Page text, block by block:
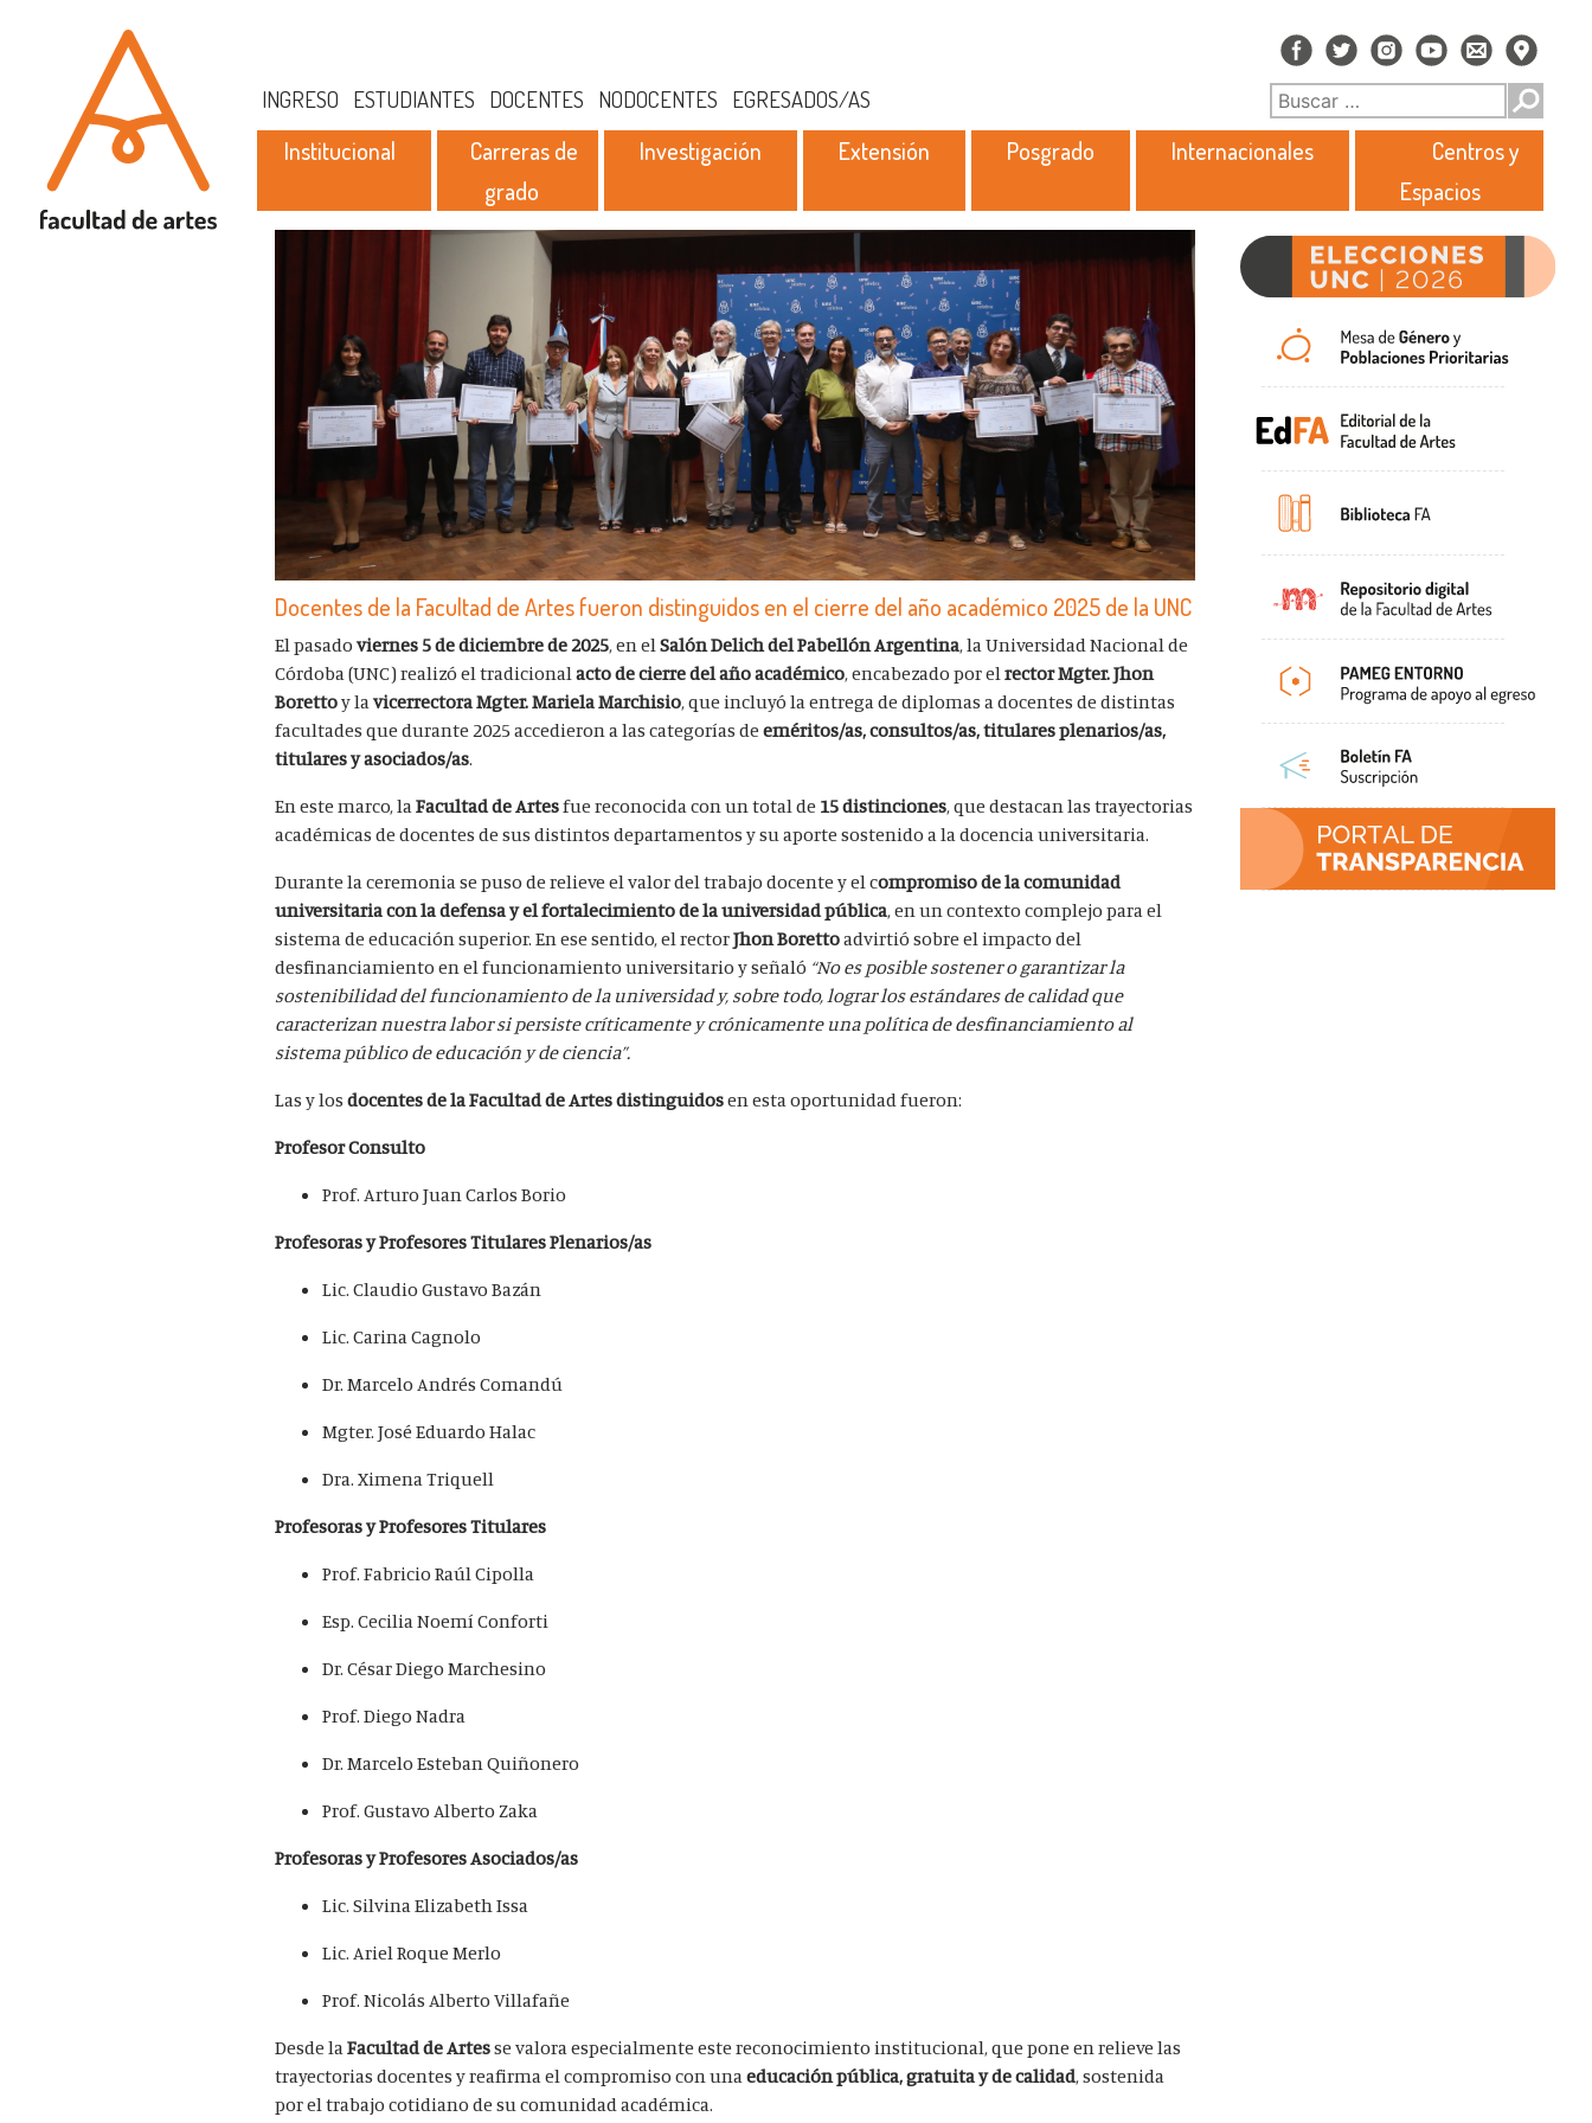
INGRESO ESTUDIANTES DOCENTES NODOCENTES EGRESADOS/AS
Institucional
Carreras de
grado
Investigación Extensión Posgrado Internacionales
Centros y
Espacios
Docentes de la Facultad de Artes fueron distinguidos en el cierre del año académico 2025 de la UNC
El pasadoviernes 5 de diciembre de 2025, en elSalón Delich del Pabellón Argentina, la Universidad Nacional de
Córdoba (UNC) realizó el tradicionalacto de cierre del año académico, encabezado por elrector Mgter. Jhon
Borettoy lavicerrectora Mgter. Mariela Marchisio, que incluyó la entrega de diplomas a docentes de distintas
facultades que durante 2025 accedieron a las categorías deeméritos/as, consultos/as, titulares plenarios/as,
titulares y asociados/as.
En este marco, laFacultad de Artesfue reconocida con un total de 15 distinciones, que destacan las trayectorias
académicas de docentes de sus distintos departamentos y su aporte sostenido a la docencia universitaria.
Durante la ceremonia se puso de relieve el valor del trabajo docente y el compromiso de la comunidad
universitaria con la defensa y el fortalecimiento de la universidad pública, en un contexto complejo para el
sistema de educación superior. En ese sentido, el rectorJhon Borettoadvirtió sobre el impacto del
desfinanciamiento en el funcionamiento universitario y señaló “No es posible sostener o garantizar la
sostenibilidad del funcionamiento de la universidad y, sobre todo, lograr los estándares de calidad que
caracterizan nuestra labor si persiste críticamente y crónicamente una política de desfinanciamiento al
sistema público de educación y de ciencia”.
Las y los docentes de la Facultad de Artes distinguidosen esta oportunidad fueron:
Profesor Consulto
Prof. Arturo Juan Carlos Borio
Profesoras y Profesores Titulares Plenarios/as
Lic. Claudio Gustavo Bazán
Lic. Carina Cagnolo
Dr. Marcelo Andrés Comandú
Mgter. José Eduardo Halac
Dra. Ximena Triquell
Profesoras y Profesores Titulares
Prof. Fabricio Raúl Cipolla
Esp. Cecilia Noemí Conforti
Dr. César Diego Marchesino
Prof. Diego Nadra
Dr. Marcelo Esteban Quiñonero
Prof. Gustavo Alberto Zaka
Profesoras y Profesores Asociados/as
Lic. Silvina Elizabeth Issa
Lic. Ariel Roque Merlo
Prof. Nicolás Alberto Villafañe
Desde laFacultad de Artesse valora especialmente este reconocimiento institucional, que pone en relieve las
trayectorias docentes y reafirma el compromiso con unaeducación pública, gratuita y de calidad, sostenida
por el trabajo cotidiano de su comunidad académica.